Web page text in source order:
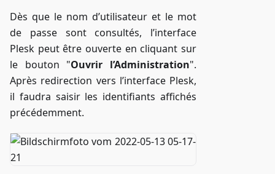
Dès que le nom d’utilisateur et le mot
de passe sont consultés, l’interface
Plesk peut être ouverte en cliquant sur
le bouton "Ouvrir l’Administration".
Après redirection vers l’interface Plesk,
il faudra saisir les identifiants affichés
précédemment.